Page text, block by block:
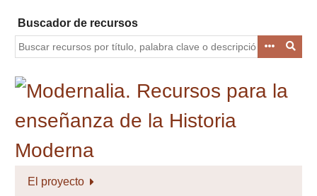
contenido
principal
Buscador de recursos
El proyecto